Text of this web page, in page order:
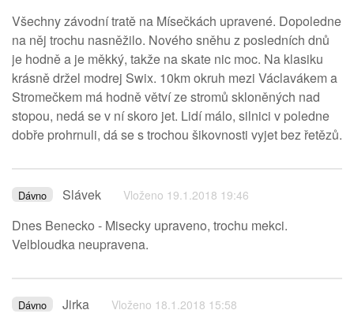
Všechny závodní tratě na Mísečkách upravené. Dopoledne
na něj trochu nasněžilo. Nového sněhu z posledních dnů
je hodně a je měkký, takže na skate nic moc. Na klasiku
krásně držel modrej Swix. 10km okruh mezi Václavákem a
Stromečkem má hodně větví ze stromů skloněných nad
stopou, nedá se v ní skoro jet. Lidí málo, silnici v poledne
dobře prohrnuli, dá se s trochou šikovnosti vyjet bez řetězů.
Dávno Slávek Vloženo 19.1.2018 19:46
Dnes Benecko - Misecky upraveno, trochu mekci.
Velbloudka neupravena.
Dávno Jirka Vloženo 18.1.2018 15:58